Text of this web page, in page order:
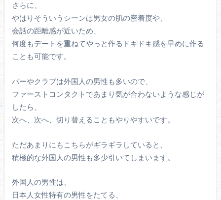
さらに、
やはりそういうシーンは男女の肌の密着度や、
会話の距離感が近いため、
何度もデートを重ねてやっと作るドキドキ感を早めに作る
ことも可能です。
バーやクラブは外国人の男性も多いので、
ファーストコンタクトであまり気が合わないような感じが
したら、
次へ、次へ、切り替えることもやりやすいです。
ただあまりにもこちらがギラギラしていると、
積極的な外国人の男性も多少引いてしまいます。
外国人の男性は、
日本人女性特有の男性をたてる、